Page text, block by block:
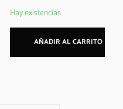
Hay existencias
AÑADIR AL CARRITO